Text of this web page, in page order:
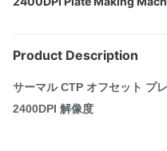
Product Description
サーマル CTP オフセット プ
2400DPI 解像度